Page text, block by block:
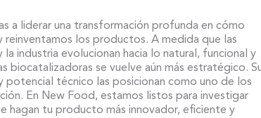
a liderar una transformación profunda en cómo
reinventamos los productos. A medida que las
industria evolucionan hacia lo natural, funcional y
biocatalizadoras se vuelve aún más estratégico.
potencial técnico las posicionan como uno de los
En New Food, estamos listos para investigar
hagan tu producto más innovador, eficiente y